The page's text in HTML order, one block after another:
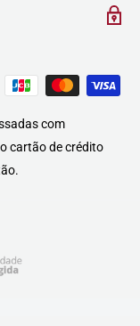
com
cartão de crédito